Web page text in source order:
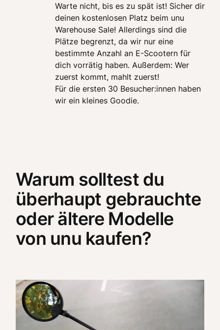
Warte nicht, bis es zu spät ist! Sicher dir
deinen kostenlosen Platz beim unu
Warehouse Sale! Allerdings sind die
Plätze begrenzt, da wir nur eine
bestimmte Anzahl an E-Scootern für
dich vorrätig haben. Außerdem: Wer
zuerst kommt, mahlt zuerst!
Für die ersten 30 Besucher:innen haben
wir ein kleines Goodie.
Warum solltest du
überhaupt gebrauchte
oder ältere Modelle
von unu kaufen?